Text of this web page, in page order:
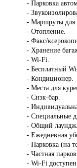
- Парковка
-
- Маршруты для
- Отопление.
- Факс/
- Хранение
- Wi-Fi.
- Бесплатный
- Кондиционер.
- Места для
- Снэк-бар.
-
- Специальные
- Общий лаундж/
- Ежедневная
- Парковка (на
- Частная
- Wi-Fi